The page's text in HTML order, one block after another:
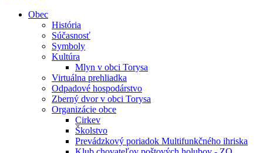
Obec
História
Súčasnosť
Symboly
Kultúra
Mlyn v obci Torysa
Virtuálna prehliadka
Odpadové hospodárstvo
Zberný dvor v obci Torysa
Organizácie obce
Cirkev
Školstvo
Prevádzkový poriadok Multifunkčného ihriska